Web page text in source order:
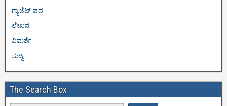
ಗ್ಯಾಜೆಟ್ ಪದ
ಲೇಖನ
ವಿಮರ್ಶೆ
ಸುದ್ದಿ
The Search Box